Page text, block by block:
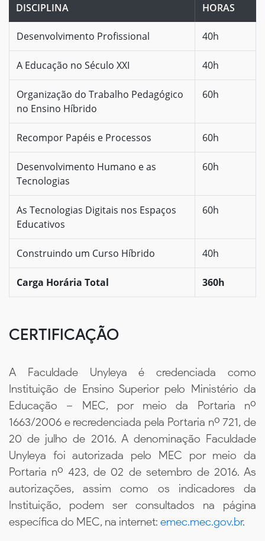
DISCIPLINA HORAS
Desenvolvimento Profissional 40h
A Educação no Século XXI 40h
Organização do Trabalho Pedagógico
no Ensino Híbrido
60h
Recompor Papéis e Processos 60h
Desenvolvimento Humano e as
Tecnologias
60h
As Tecnologias Digitais nos Espaços
Educativos
60h
Construindo um Curso Híbrido 40h
Carga Horária Total 360h
CERTIFICAÇÃO
A Faculdade Unyleya é credenciada como
Instituição de Ensino Superior pelo Ministério da
Educação – MEC, por meio da Portaria nº
1663/2006 e recredenciada pela Portaria nº 721, de
20 de julho de 2016. A denominação Faculdade
Unyleya foi autorizada pelo MEC por meio da
Portaria nº 423, de 02 de setembro de 2016. As
autorizações, assim como os indicadores da
Instituição, podem ser consultados na página
específica do MEC, na internet: emec.mec.gov.br.